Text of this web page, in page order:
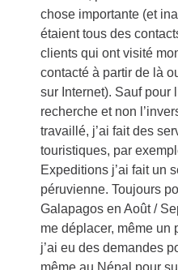
chose importante (et
étaient tous des
clients qui ont visité
contacté à partir de là
sur Internet). Sauf pour
recherche et non
travaillé, j’ai fait des
touristiques, par
Expeditions j’ai fait un
péruvienne. Toujours
Galapagos en Août /
me déplacer, même un
j’ai eu des demandes
même au Népal pour